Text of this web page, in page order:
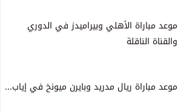
موعد مباراة الأهلي وبيراميدز في الدوري
والقناة الناقلة
موعد مباراة ريال مدريد وبايرن ميونخ في إياب...